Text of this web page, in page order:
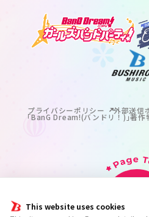
This website uses cookies
プライバシーポリシー 外部送信
｢BanG Dream!(バンドリ！)｣著作
掲載の記事・写真・イラスト